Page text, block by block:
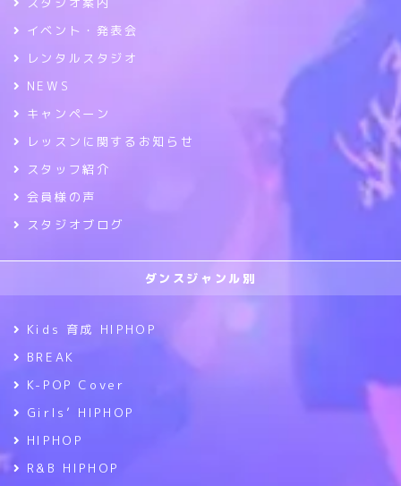
イベント・発表会
レンタルスタジオ
NEWS
キャンペーン
レッスンに関するお知らせ
スタッフ紹介
会員様の声
スタジオブログ
ダンスジャンル別
Kids 育成 HIPHOP
BREAK
K-POP Cover
Girls’ HIPHOP
HIPHOP
R&B HIPHOP